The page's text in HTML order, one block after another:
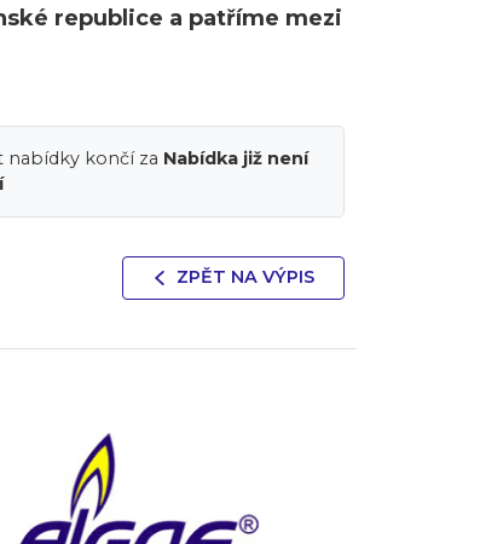
republice a patříme mezi
nabídky končí za Nabídka již není
ZPĚT NA VÝPIS